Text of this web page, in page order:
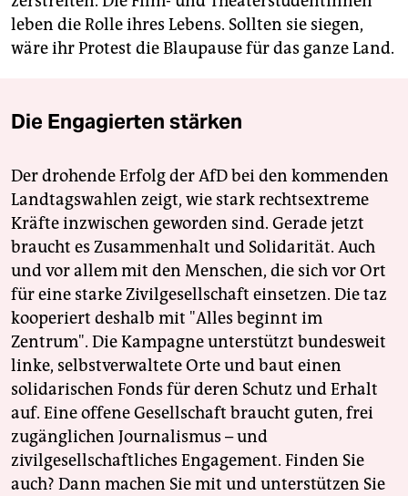
leben die Rolle ihres Lebens. Sollten sie siegen,
wäre ihr Protest die Blaupause für das ganze Land.
Die Engagierten stärken
Der drohende Erfolg der AfD bei den kommenden
Landtagswahlen zeigt, wie stark rechtsextreme
Kräfte inzwischen geworden sind. Gerade jetzt
braucht es Zusammenhalt und Solidarität. Auch
und vor allem mit den Menschen, die sich vor Ort
für eine starke Zivilgesellschaft einsetzen. Die taz
kooperiert deshalb mit "Alles beginnt im
Zentrum". Die Kampagne unterstützt bundesweit
linke, selbstverwaltete Orte und baut einen
solidarischen Fonds für deren Schutz und Erhalt
auf. Eine offene Gesellschaft braucht guten, frei
zugänglichen Journalismus – und
zivilgesellschaftliches Engagement. Finden Sie
auch? Dann machen Sie mit und unterstützen Sie